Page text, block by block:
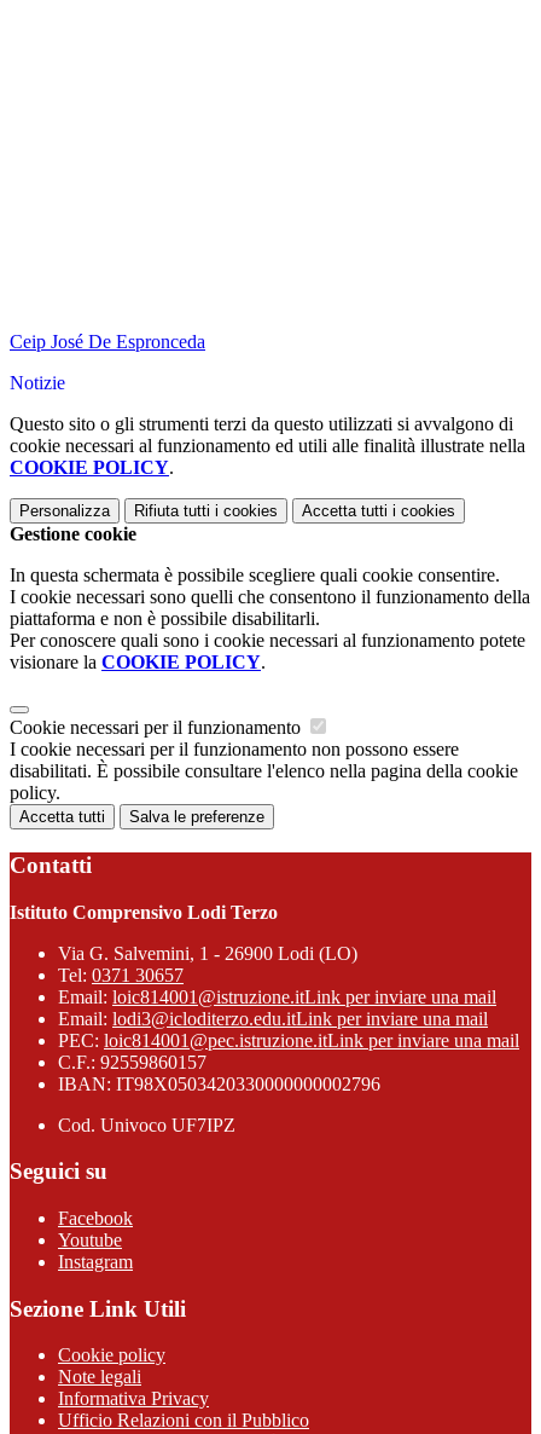
Ceip José De Espronceda
Notizie
Questo sito o gli strumenti terzi da questo utilizzati si avvalgono di
cookie necessari al funzionamento ed utili alle finalità illustrate nella
COOKIE POLICY.
Personalizza Rifiuta tutti i cookies Accetta tutti i cookies
Gestione cookie
In questa schermata è possibile scegliere quali cookie consentire.
I cookie necessari sono quelli che consentono il funzionamento della
piattaforma e non è possibile disabilitarli.
Per conoscere quali sono i cookie necessari al funzionamento potete
visionare la COOKIE POLICY.
Cookie necessari per il funzionamento
I cookie necessari per il funzionamento non possono essere
disabilitati. È possibile consultare l'elenco nella pagina della cookie
policy.
Accetta tutti Salva le preferenze
Contatti
Istituto Comprensivo Lodi Terzo
Via G. Salvemini, 1 - 26900 Lodi (LO)
Tel: 0371 30657
Email: loic814001@istruzione.itLink per inviare una mail
Email: lodi3@icloditerzo.edu.itLink per inviare una mail
PEC: loic814001@pec.istruzione.itLink per inviare una mail
C.F.: 92559860157
IBAN: IT98X0503420330000000002796
Cod. Univoco UF7IPZ
Seguici su
Facebook
Youtube
Instagram
Sezione Link Utili
Cookie policy
Note legali
Informativa Privacy
Ufficio Relazioni con il Pubblico